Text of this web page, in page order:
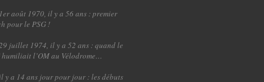
1er août 1970, il y a 56 ans : premier
pour le PSG !
juillet 1974, il y a 52 ans : quand le
humiliait l’OM au Vélodrome…
il y a 14 ans jour pour jour : les débuts